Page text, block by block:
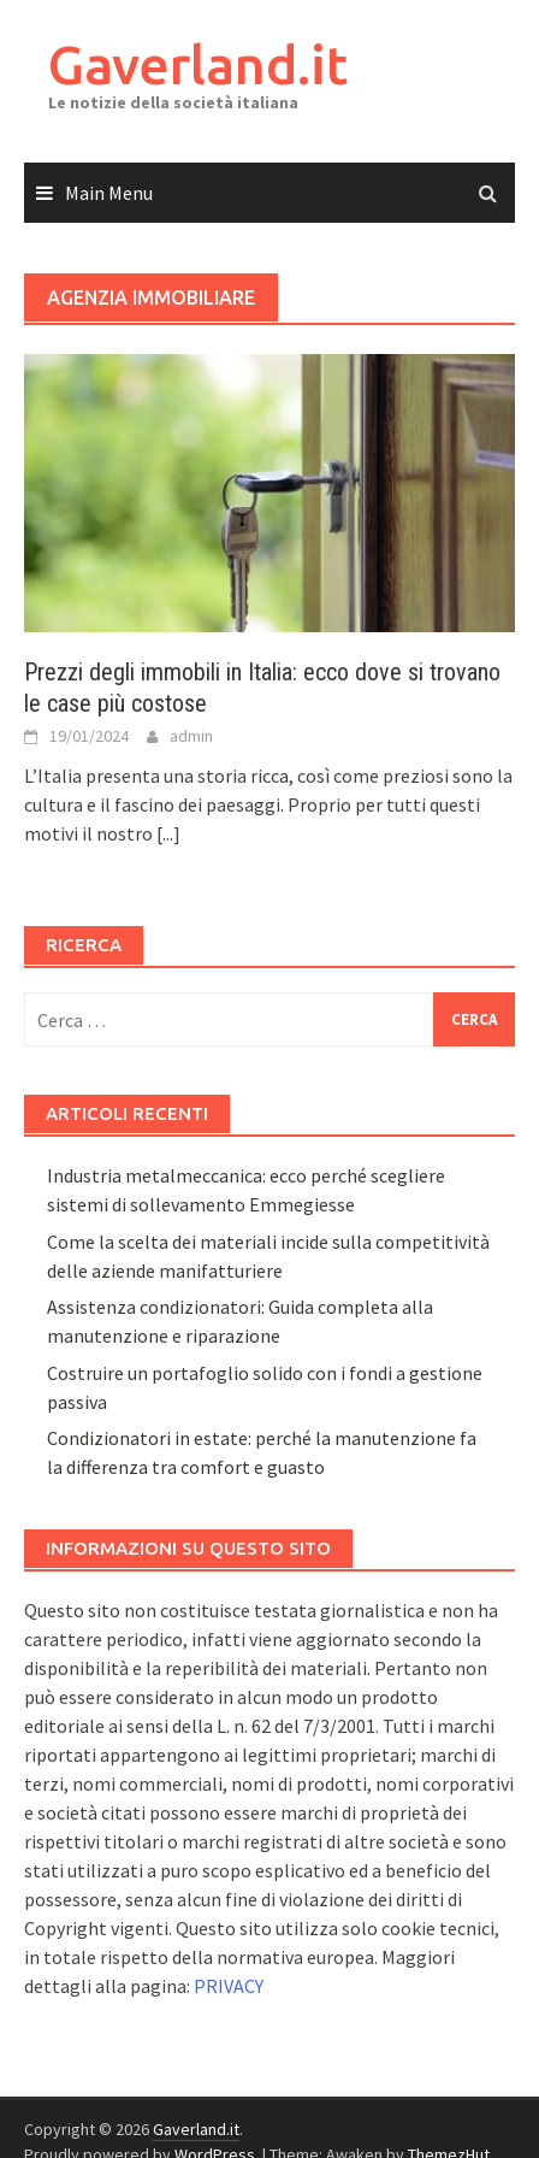
contentGaverland.it
Le notizie della società italiana
Main Menu
AGENZIA IMMOBILIARE
Prezzi degli immobili in Italia: ecco dove si trovano
le case più costose
19/01/2024 admin
L’Italia presenta una storia ricca, così come preziosi sono la
cultura e il fascino dei paesaggi. Proprio per tutti questi
motivi il nostro [...]
RICERCA
per:
ARTICOLI RECENTI
Industria metalmeccanica: ecco perché scegliere
sistemi di sollevamento Emmegiesse
Come la scelta dei materiali incide sulla competitività
delle aziende manifatturiere
Assistenza condizionatori: Guida completa alla
manutenzione e riparazione
Costruire un portafoglio solido con i fondi a gestione
passiva
Condizionatori in estate: perché la manutenzione fa
la differenza tra comfort e guasto
INFORMAZIONI SU QUESTO SITO
Questo sito non costituisce testata giornalistica e non ha
carattere periodico, infatti viene aggiornato secondo la
disponibilità e la reperibilità dei materiali. Pertanto non
può essere considerato in alcun modo un prodotto
editoriale ai sensi della L. n. 62 del 7/3/2001. Tutti i marchi
riportati appartengono ai legittimi proprietari; marchi di
terzi, nomi commerciali, nomi di prodotti, nomi corporativi
e società citati possono essere marchi di proprietà dei
rispettivi titolari o marchi registrati di altre società e sono
stati utilizzati a puro scopo esplicativo ed a beneficio del
possessore, senza alcun fine di violazione dei diritti di
Copyright vigenti. Questo sito utilizza solo cookie tecnici,
in totale rispetto della normativa europea. Maggiori
dettagli alla pagina: PRIVACY
Copyright © 2026Gaverland.it.